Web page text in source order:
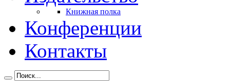
Книжная полка
Конференции
Контакты